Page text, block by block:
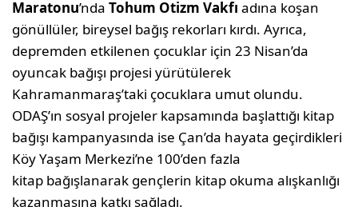
Maratonu’ndaTohum Otizm Vakfı adına koşan
gönüllüler, bireysel bağış rekorları kırdı. Ayrıca,
depremden etkilenen çocuklar için 23 Nisan’da
oyuncak bağışı projesi yürütülerek
Kahramanmaraş’taki çocuklara umut olundu.
ODAŞ’ın sosyal projeler kapsamında başlattığı kitap
bağışı kampanyasında ise Çan’da hayata geçirdikleri
Köy Yaşam Merkezi’ne 100’den fazla
kitap bağışlanarak gençlerin kitap okuma alışkanlığı
kazanmasına katkı sağladı.